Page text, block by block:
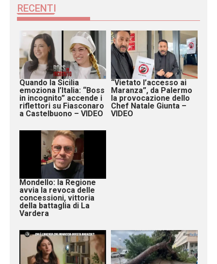
RECENTI
Quando la Sicilia
emoziona l’Italia: “Boss
in incognito” accende i
riflettori su Fiasconaro
a Castelbuono – VIDEO
“Vietato l’accesso ai
Maranza”, da Palermo
la provocazione dello
Chef Natale Giunta –
VIDEO
Mondello: la Regione
avvia la revoca delle
concessioni, vittoria
della battaglia di La
Vardera